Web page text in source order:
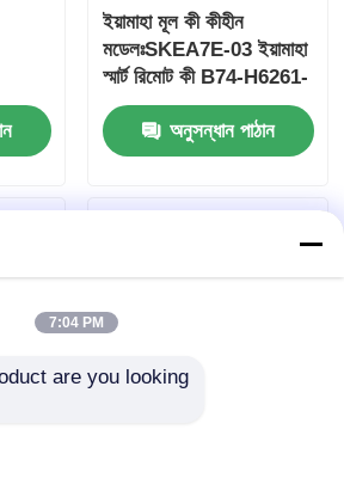
ইয়ামাহা মূল কী কীহীন
মডেলঃSKEA7E-03 ইয়ামাহা
স্মার্ট রিমোট কী B74-H6261-
02/662F-SKEA7D03 এর
জন্য
অনুসন্ধান পাঠান
7:04 PM
are you looking